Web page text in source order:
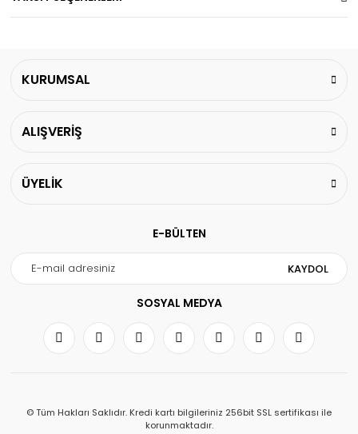
KURUMSAL
ALIŞVERİŞ
ÜYELİK
E-BÜLTEN
KAYDOL
SOSYAL MEDYA
© Tüm Hakları Saklıdır. Kredi kartı bilgileriniz 256bit SSL sertifikası ile
korunmaktadır.